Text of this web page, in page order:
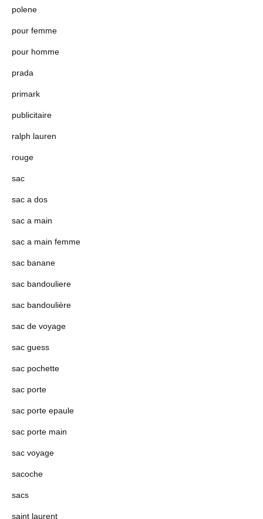
polene
pour femme
pour homme
prada
primark
publicitaire
ralph lauren
rouge
sac
sac a dos
sac a main
sac a main femme
sac banane
sac bandouliere
sac bandoulière
sac de voyage
sac guess
sac pochette
sac porte
sac porte epaule
sac porte main
sac voyage
sacoche
sacs
saint laurent